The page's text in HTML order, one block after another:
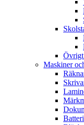
Maskiner